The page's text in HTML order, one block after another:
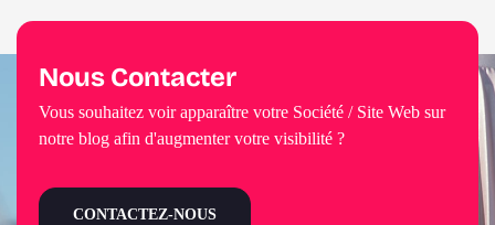
Nous Contacter
Vous souhaitez voir apparaître votre Société / Site Web sur
notre blog afin d'augmenter votre visibilité ?
CONTACTEZ-NOUS